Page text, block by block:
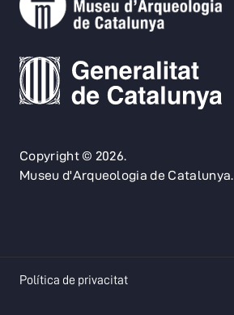
Copyright © 2026.
Museu d'Arqueologia de Catalunya.
Política de privacitatopens in a new tab